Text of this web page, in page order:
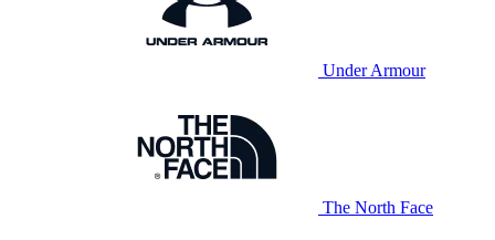
Under Armour
The North Face